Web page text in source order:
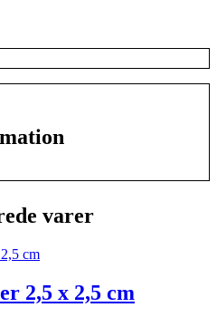
varer
2,5 x 2,5 cm